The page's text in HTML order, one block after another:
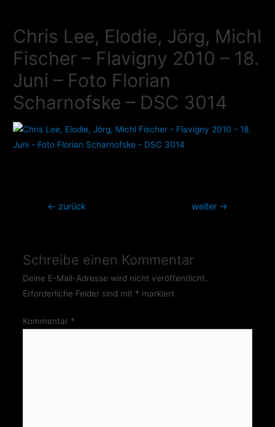
springen
Chris Lee, Elodie, Jörg, Michl
Fischer – Flavigny 2010 – 18.
Juni – Foto Florian
Scharnofske – DSC 3014
Beitragsnavigation
← zurück weiter →
Schreibe einen Kommentar
Deine E-Mail-Adresse wird nicht veröffentlicht.
Erforderliche Felder sind mit * markiert
Kommentar *